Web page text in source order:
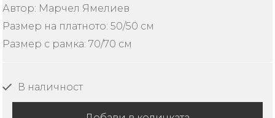
Как
поръчам
Безопасно
Автор: Марчел Ямелиев
Размер на платното: 50/50 см
Размер с рамка: 70/70 см
В наличност